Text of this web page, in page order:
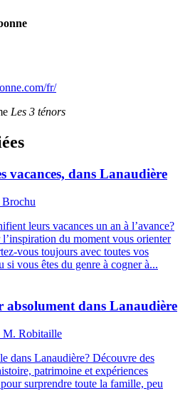
fr/
Les 3 ténors
vacances, dans Lanaudière
Brochu
leurs vacances un an à l’avance?
du moment vous orienter
vous toujours avec toutes vos
vous êtes du genre à cogner à...
absolument dans Lanaudière
M. Robitaille
dans Lanaudière? Découvre des
patrimoine et expériences
surprendre toute la famille, peu